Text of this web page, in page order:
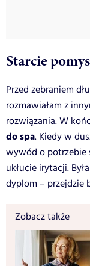
Starcie
Przed zebraniem
rozmawiałam z
rozwiązania. W
do spa. Kiedy w
wywód o potrzebie
ukłucie irytacji.
dyplom – przejdzie
Zobacz także